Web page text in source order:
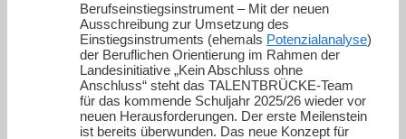
Berufseinstiegsinstrument – Mit der neuen
Ausschreibung zur Umsetzung des
Einstiegsinstruments (ehemals Potenzialanalyse)
der Beruflichen Orientierung im Rahmen der
Landesinitiative „Kein Abschluss ohne
Anschluss“ steht das TALENTBRÜCKE-Team
für das kommende Schuljahr 2025/26 wieder vor
neuen Herausforderungen. Der erste Meilenstein
ist bereits überwunden. Das neue Konzept für